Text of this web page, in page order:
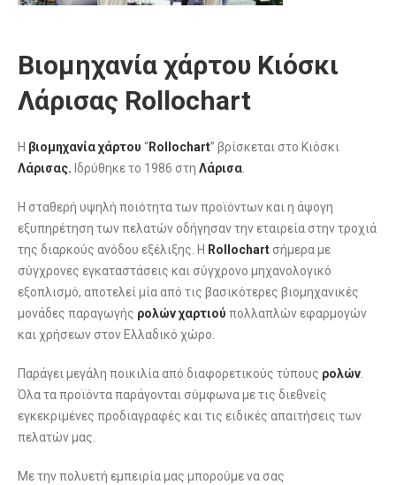
Βιομηχανία χάρτου Κιόσκι
Λάρισας Rollochart
Η βιομηχανία χάρτου “Rollochart” βρίσκεται στο Κιόσκι
Λάρισας. Ιδρύθηκε το 1986 στη Λάρισα.
Η σταθερή υψηλή ποιότητα των προϊόντων και η άψογη
εξυπηρέτηση των πελατών οδήγησαν την εταιρεία στην τροχιά
της διαρκούς ανόδου εξέλιξης. Η Rollochart σήμερα με
σύγχρονες εγκαταστάσεις και σύγχρονο μηχανολογικό
εξοπλισμό, αποτελεί μία από τις βασικότερες βιομηχανικές
μονάδες παραγωγής ρολώνχαρτιού πολλαπλών εφαρμογών
και χρήσεων στον Ελλαδικό χώρο.
Παράγει μεγάλη ποικιλία από διαφορετικούς τύπους ρολών.
Όλα τα προϊόντα παράγονται σύμφωνα με τις διεθνείς
εγκεκριμένες προδιαγραφές και τις ειδικές απαιτήσεις των
πελατών μας.
Με την πολυετή εμπειρία μας μπορούμε να σας